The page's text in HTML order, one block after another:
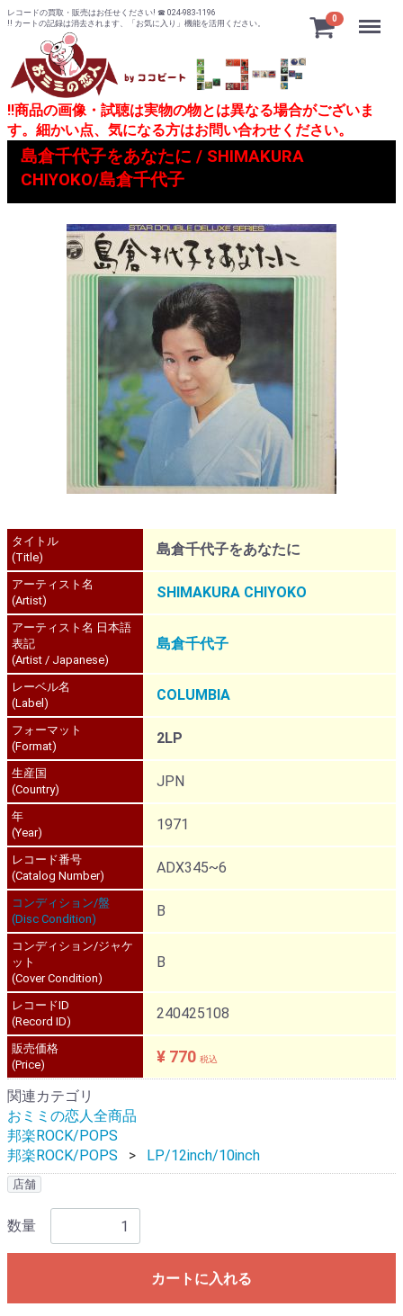
レコードの買取・販売はお任せください! ☎ 024-983-1196
!! カートの記録は消去されます、「お気に入り」機能を活用ください。
0 Menu
!!商品の画像・試聴は実物の物とは異なる場合がございま
す。細かい点、気になる方はお問い合わせください。
島倉千代子をあなたに / SHIMAKURA
CHIYOKO/島倉千代子
タイトル
(Title)
島倉千代子をあなたに
アーティスト名
(Artist)
SHIMAKURA CHIYOKO
アーティスト名 日本語
表記
(Artist / Japanese)
島倉千代子
レーベル名
(Label)
COLUMBIA
フォーマット
(Format)
2LP
生産国
(Country)
JPN
年
(Year)
1971
レコード番号
(Catalog Number)
ADX345~6
コンディション/盤
(Disc Condition)
B
コンディション/ジャケ
ット
(Cover Condition)
B
レコードID
(Record ID)
240425108
販売価格
(Price)
¥ 770 税込
関連カテゴリ
おミミの恋人全商品
邦楽ROCK/POPS
邦楽ROCK/POPS
LP/12inch/10inch
店舗
数量
カートに入れる